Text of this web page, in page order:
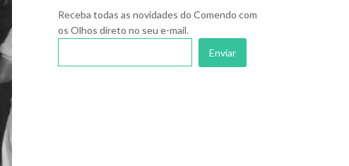
Receba todas as novidades do Comendo com
os Olhos direto no seu e-mail.